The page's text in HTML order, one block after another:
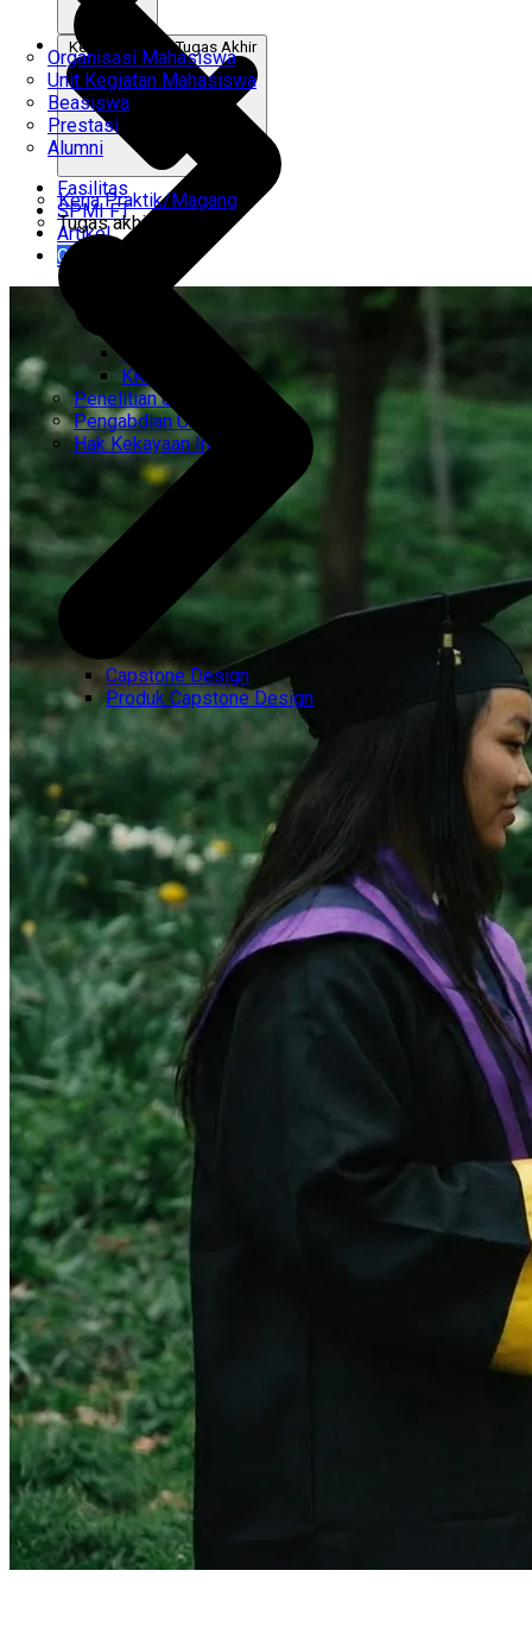
CEMTI
KK Regresi
Penelitian Unggulan
Pengabdian Unggulan
Hak Kekayaan Intelektual
Organisasi Mahasiswa
Unit Kegiatan Mahasiswa
Beasiswa
Prestasi
Alumni
Kerja Praktik & Tugas Akhir
Kerja Praktik/Magang
Tugas akhir
Capstone Design
Produk Capstone Design
Fasilitas
SPMI FT
Artikel
Gabung Kami